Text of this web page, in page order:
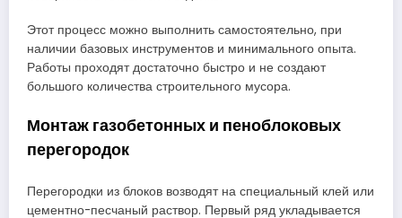
Этот процесс можно выполнить самостоятельно, при
наличии базовых инструментов и минимального опыта.
Работы проходят достаточно быстро и не создают
большого количества строительного мусора.
Монтаж газобетонных и пеноблоковых
перегородок
Перегородки из блоков возводят на специальный клей или
цементно-песчаный раствор. Первый ряд укладывается